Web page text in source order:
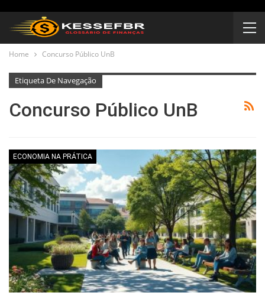
Home Concurso Público UnB
Etiqueta De Navegação
Concurso Público UnB
ECONOMIA NA PRÁTICA